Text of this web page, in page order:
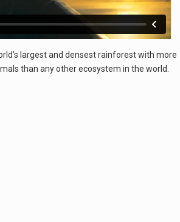
Co charakteryzuje wojnę na Ukrainie w 2026 roku? W 2026 roku wojna na Ukrainie trwa już pięć lat, a jej przebieg charakteryzuje się intensywnymi działaniami…
largest and densest rainforest with more
than any other ecosystem in the world.